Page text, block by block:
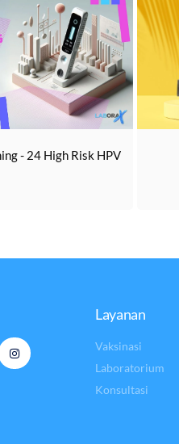
- 24 High Risk HPV
Layanan
Vaksinasi
Laboratorium
Konsultasi